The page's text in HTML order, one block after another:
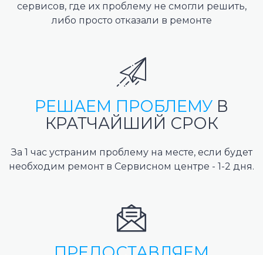
сервисов, где их проблему не смогли решить,
либо просто отказали в ремонте
РЕШАЕМ ПРОБЛЕМУ В
КРАТЧАЙШИЙ СРОК
За 1 час устраним проблему на месте, если будет
необходим ремонт в Сервисном центре - 1-2 дня.